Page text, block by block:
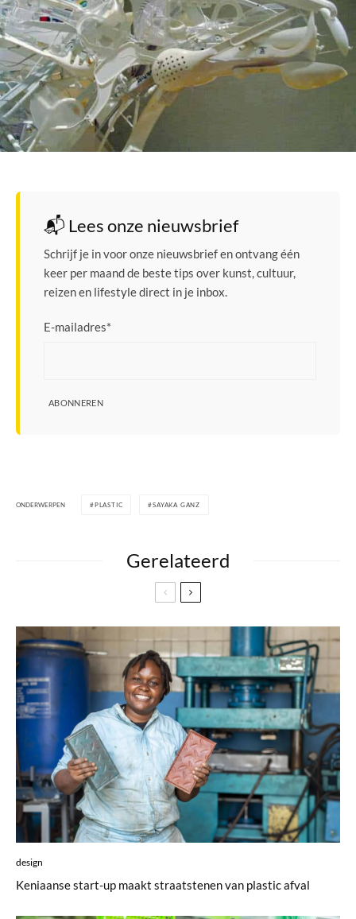
📬 Lees onze nieuwsbrief
Schrijf je in voor onze nieuwsbrief en ontvang één
keer per maand de beste tips over kunst, cultuur,
reizen en lifestyle direct in je inbox.
E-mailadres*
ABONNEREN
ONDERWERPEN PLASTIC SAYAKA GANZ
Gerelateerd
design
Keniaanse start-up maakt straatstenen van plastic afval